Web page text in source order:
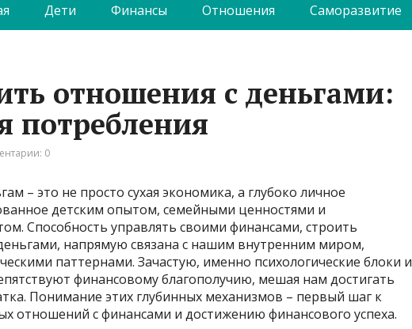
Дети Финансы Отношения Саморазвитие
отношения с деньгами:
потребления
0
– это не просто сухая экономика, а глубоко личное
детским опытом, семейными ценностями и
Способность управлять своими финансами, строить
напрямую связана с нашим внутренним миром,
паттернами. Зачастую, именно психологические блоки и
финансовому благополучию, мешая нам достигать
Понимание этих глубинных механизмов – первый шаг к
отношений с финансами и достижению финансового успеха.